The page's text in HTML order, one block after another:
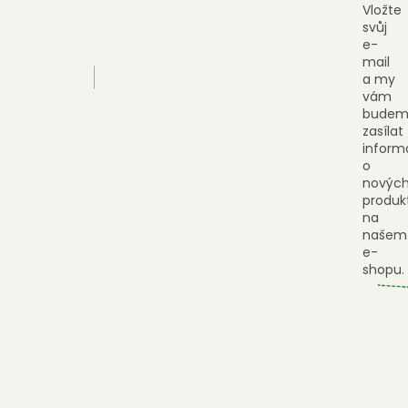
Vložte
svůj
e-
mail
a my
vám
zasílat
o
nových
na
našem
e-
shopu.